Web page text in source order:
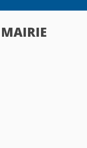
MAIRIE